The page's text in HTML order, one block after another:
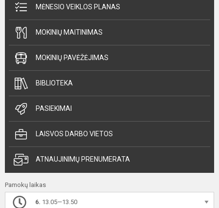
MĖNESIO VEIKLOS PLANAS
MOKINIŲ MAITINIMAS
MOKINIŲ PAVĖŽĖJIMAS
BIBLIOTEKA
PASIEKIMAI
LAISVOS DARBO VIETOS
ATNAUJINIMŲ PRENUMERATA
Pamokų laikas
6. 13.05—13.50